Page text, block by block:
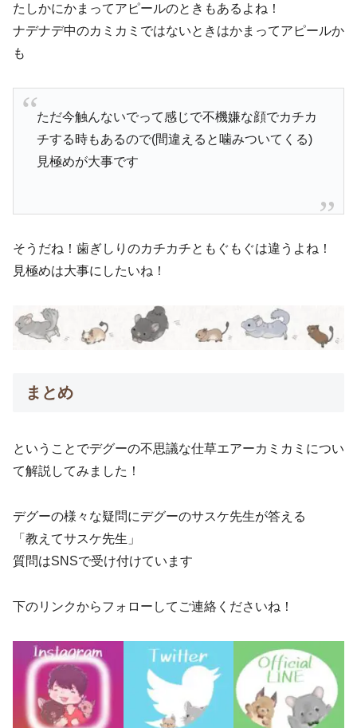
たしかにかまってアピールのときもあるよね！
ナデナデ中のカミカミではないときはかまってアピールか
も
ただ今触んないでって感じで不機嫌な顔でカチカ
チする時もあるので(間違えると噛みついてくる)
見極めが大事です
そうだね！歯ぎしりのカチカチともぐもぐは違うよね！
見極めは大事にしたいね！
まとめ
ということでデグーの不思議な仕草エアーカミカミについ
て解説してみました！
デグーの様々な疑問にデグーのサスケ先生が答える
「教えてサスケ先生」
質問はSNSで受け付けています
下のリンクからフォローしてご連絡くださいね！